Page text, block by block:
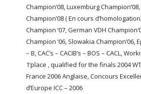
Champion’08, Luxemburg
Champion’08 ( En cours
Champion ’07, German VDH
Champion ’06, Slowakia Champion’06,
– B, CAC’s – CACIB’s – BOS – CACL,
1’place , qualified for the finals 2004
France 2006 Anglaise, Concours
d’Europe ICC – 2006